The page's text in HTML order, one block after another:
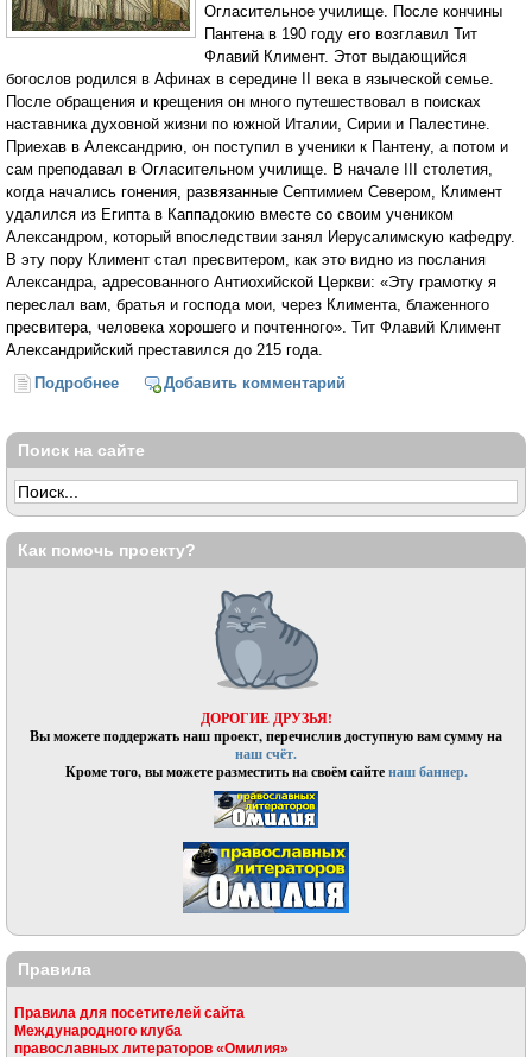
Огласительное училище. После кончины
Пантена в 190 году его возглавил Тит
Флавий Климент. Этот выдающийся
богослов родился в Афинах в середине II века в языческой семье.
После обращения и крещения он много путешествовал в поисках
наставника духовной жизни по южной Италии, Сирии и Палестине.
Приехав в Александрию, он поступил в ученики к Пантену, а потом и
сам преподавал в Огласительном училище. В начале III столетия,
когда начались гонения, развязанные Септимием Севером, Климент
удалился из Египта в Каппадокию вместе со своим учеником
Александром, который впоследствии занял Иерусалимскую кафедру.
В эту пору Климент стал пресвитером, как это видно из послания
Александра, адресованного Антиохийской Церкви: «Эту грамотку я
переслал вам, братья и господа мои, через Климента, блаженного
пресвитера, человека хорошего и почтенного». Тит Флавий Климент
Александрийский преставился до 215 года.
Подробнее о Церковь в эпоху между гонениями Марка Аврелия
Добавить комментарий
Поиск на сайте
Как помочь проекту?
ДОРОГИЕ ДРУЗЬЯ!
Вы можете поддержать наш проект, перечислив доступную вам сумму на
наш счёт.
Кроме того, вы можете разместить на своём сайтенаш баннер.
Правила
Правила для посетителей сайта
Международного клуба
православных литераторов «Омилия»